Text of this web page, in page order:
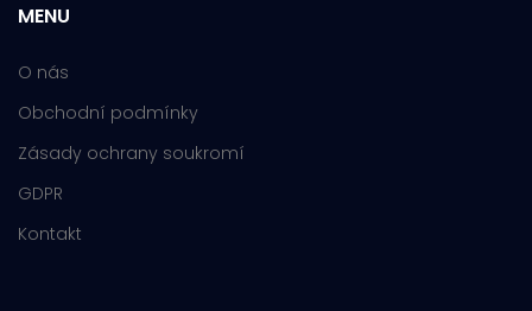
MENU
O nás
Obchodní podmínky
Zásady ochrany soukromí
GDPR
Kontakt